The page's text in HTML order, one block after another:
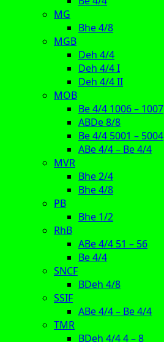
MG
Bhe 4/8
MGB
Deh 4/4
Deh 4/4 I
Deh 4/4 II
MOB
Be 4/4 1006 – 1007
ABDe 8/8
Be 4/4 5001 – 5004
ABe 4/4 – Be 4/4
MVR
Bhe 2/4
Bhe 4/8
PB
Bhe 1/2
RhB
ABe 4/4 51 – 56
Be 4/4
SNCF
BDeh 4/8
SSIF
ABe 4/4 – Be 4/4
TMR
BDeh 4/4 4 – 8